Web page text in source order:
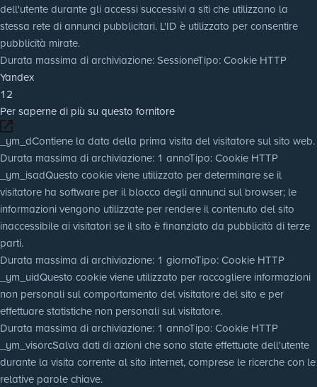
dell'utente durante gli accessi successivi a siti che utilizzano la
stessa rete di annunci pubblicitari. L'ID è utilizzato per consentire
pubblicità mirate.
Durata massima di archiviazione: SessioneTipo: Cookie HTTP
Yandex
12
Per saperne di più su questo fornitore
_ym_dContiene la data della prima visita del visitatore sul sito web.
Durata massima di archiviazione: 1 annoTipo: Cookie HTTP
_ym_isadQuesto cookie viene utilizzato per determinare se il
visitatore ha software per il blocco degli annunci sul browser; le
informazioni vengono utilizzate per rendere il contenuto del sito
inaccessibile ai visitatori se il sito è finanziato da pubblicità di terze
parti.
Durata massima di archiviazione: 1 giornoTipo: Cookie HTTP
_ym_uidQuesto cookie viene utilizzato per raccogliere informazioni
non personali sul comportamento del visitatore del sito e per
effettuare statistiche non personali sul visitatore.
Durata massima di archiviazione: 1 annoTipo: Cookie HTTP
_ym_visorcSalva dati di azioni che sono state effettuate dell'utente
durante la visita corrente al sito internet, comprese le ricerche con le
relative parole chiave.